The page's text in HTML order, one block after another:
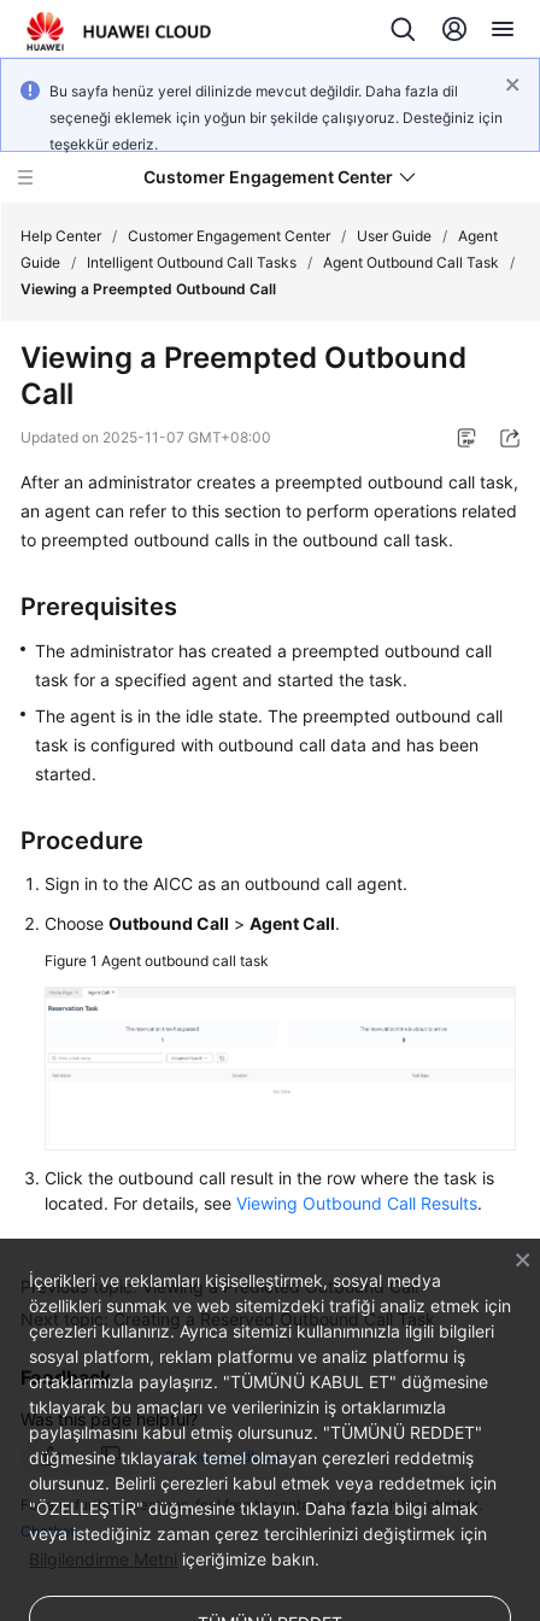
Bu sayfa henüz yerel dilinizde mevcut değildir. Daha fazla dil
seçeneği eklemek için yoğun bir şekilde çalışıyoruz. Desteğiniz için
teşekkür ederiz.
Customer Engagement Center
Getting
User
Guide
Developer
API
Reference
General
Glossary
Shared
Responsibilities
White
Papers
Endpoints
Permissions
Help Center / Customer Engagement Center / User Guide / Agent
Guide / Intelligent Outbound Call Tasks / Agent Outbound Call Task
/
Viewing a Preempted Outbound Call
Viewing a Preempted Outbound
Call
Updated on 2025-11-07 GMT+08:00
After an administrator creates a preempted outbound call task,
an agent can refer to this section to perform operations related
to preempted outbound calls in the outbound call task.
Prerequisites
The administrator has created a preempted outbound call
task for a specified agent and started the task.
The agent is in the idle state. The preempted outbound call
task is configured with outbound call data and has been
started.
Procedure
Sign in to the AICC as an outbound call agent.
Choose Outbound Call > Agent Call.
Figure 1 Agent outbound call task
Click the outbound call result in the row where the task is
located. For details, see Viewing Outbound Call Results.
Previous topic: Viewing a Predicted Outbound Call
Next topic: Creating a Reserved Outbound Call Task
Feedback
Was this page helpful?
Provide feedback
For any further questions, feel free to contact us through the chatbot.
Chatbot
İçerikleri ve reklamları kişiselleştirmek, sosyal medya
özellikleri sunmak ve web sitemizdeki trafiği analiz etmek için
çerezleri kullanırız. Ayrıca sitemizi kullanımınızla ilgili bilgileri
sosyal platform, reklam platformu ve analiz platformu iş
ortaklarımızla paylaşırız. "TÜMÜNÜ KABUL ET" düğmesine
tıklayarak bu amaçları ve verilerinizin iş ortaklarımızla
paylaşılmasını kabul etmiş olursunuz. "TÜMÜNÜ REDDET"
düğmesine tıklayarak temel olmayan çerezleri reddetmiş
olursunuz. Belirli çerezleri kabul etmek veya reddetmek için
"ÖZELLEŞTİR" düğmesine tıklayın. Daha fazla bilgi almak
veya istediğiniz zaman çerez tercihlerinizi değiştirmek için
Bilgilendirme Metni içeriğimize bakın.